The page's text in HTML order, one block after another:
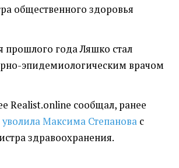
общественного здоровья
прошлого года Ляшко стал
эпидемиологическим врачом
Realist.online сообщал, ранее
уволила Максима Степанова с
здравоохранения.